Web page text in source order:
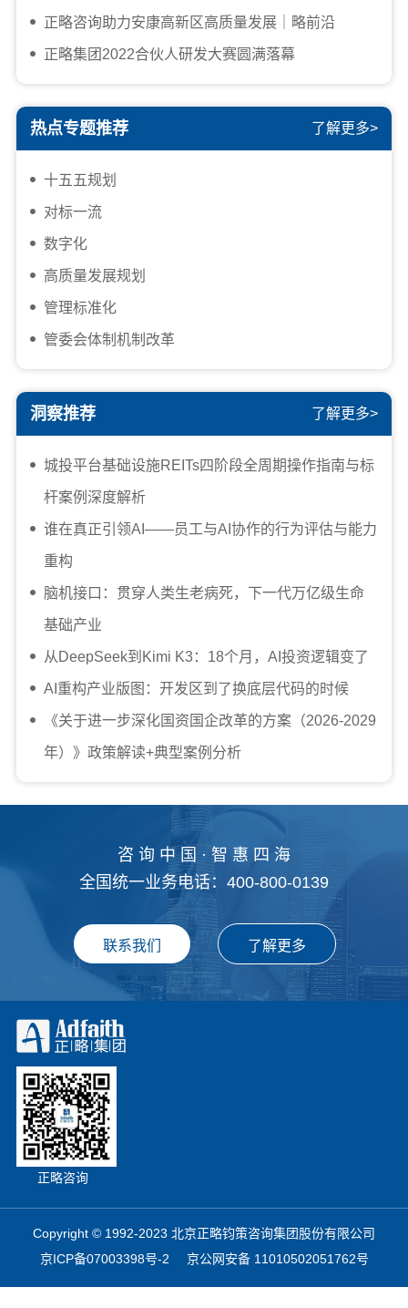
正略咨询助力安康高新区高质量发展｜略前沿
正略集团2022合伙人研发大赛圆满落幕
热点专题推荐 了解更多>
十五五规划
对标一流
数字化
高质量发展规划
管理标准化
管委会体制机制改革
洞察推荐 了解更多>
城投平台基础设施REITs四阶段全周期操作指南与标
杆案例深度解析
谁在真正引领AI——员工与AI协作的行为评估与能力
重构
脑机接口：贯穿人类生老病死，下一代万亿级生命
基础产业
从DeepSeek到Kimi K3：18个月，AI投资逻辑变了
AI重构产业版图：开发区到了换底层代码的时候
《关于进一步深化国资国企改革的方案（2026-2029
年）》政策解读+典型案例分析
咨 询 中 国 · 智 惠 四 海
全国统一业务电话：400-800-0139
正略咨询
Copyright © 1992-2023 北京正略钧策咨询集团股份有限公司
京ICP备07003398号-2
京公网安备 11010502051762号